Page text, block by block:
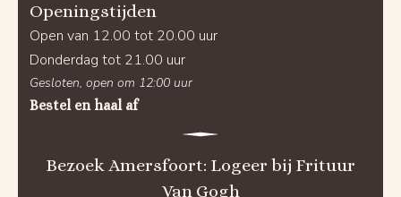
Openingstijden
Open van 12.00 tot 20.00 uur
Donderdag tot 21.00 uur
Gesloten, open om 12:00 uur
Bestel en haal af
Bezoek Amersfoort: Logeer bij Frituur
Van Gogh